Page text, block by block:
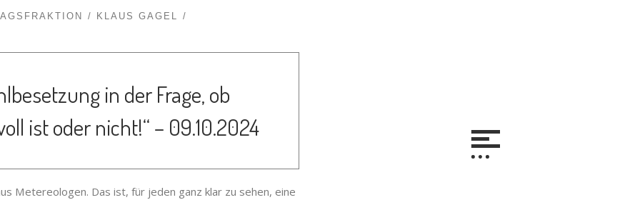
KLAUS GAGEL
in der Frage, ob
ist oder nicht!“ – 09.10.2024
Metereologen. Das ist, für jeden ganz klar zu sehen, eine